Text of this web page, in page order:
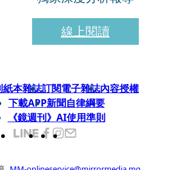
線上閱讀
紙本雜誌訂閱電子雜誌內容授權
下載APP新聞自律綱要
《鏡週刊》AI使用準則